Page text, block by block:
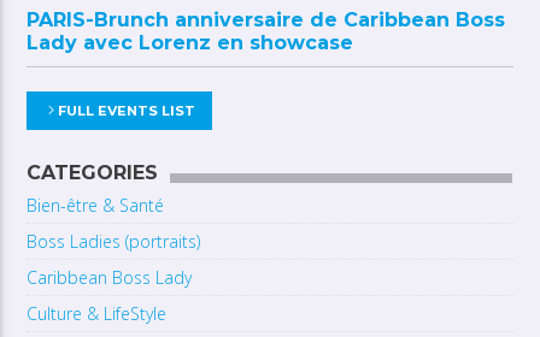
PARIS-Brunch anniversaire de Caribbean Boss
Lady avec Lorenz en showcase
FULL EVENTS LIST
CATEGORIES
Bien-être & Santé
Boss Ladies (portraits)
Caribbean Boss Lady
Culture & LifeStyle